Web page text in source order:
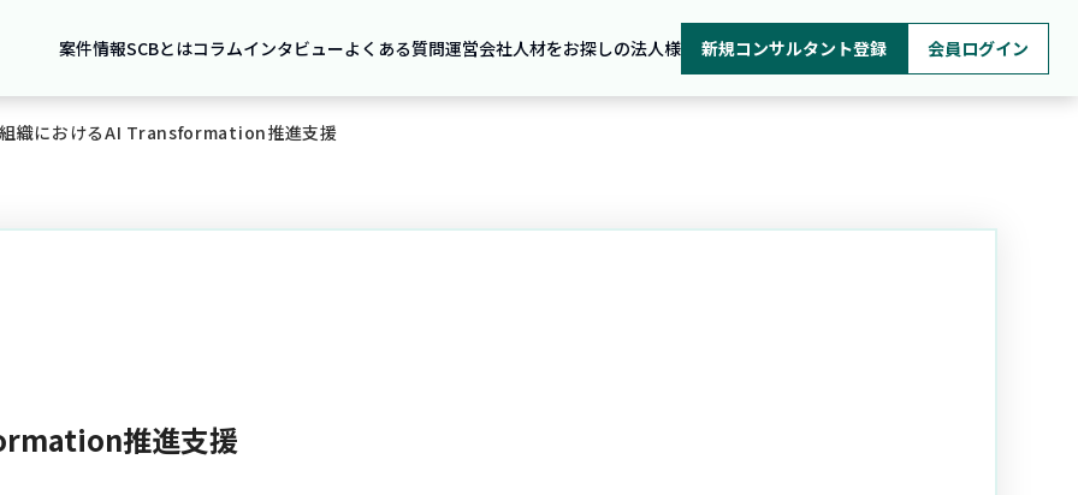
案件情報SCBとはコラムインタビューよくある質問運営会社人材をお探しの法人様 新規コンサルタント登録 会員ログイン
織におけるAI Transformation推進支援
推進支援